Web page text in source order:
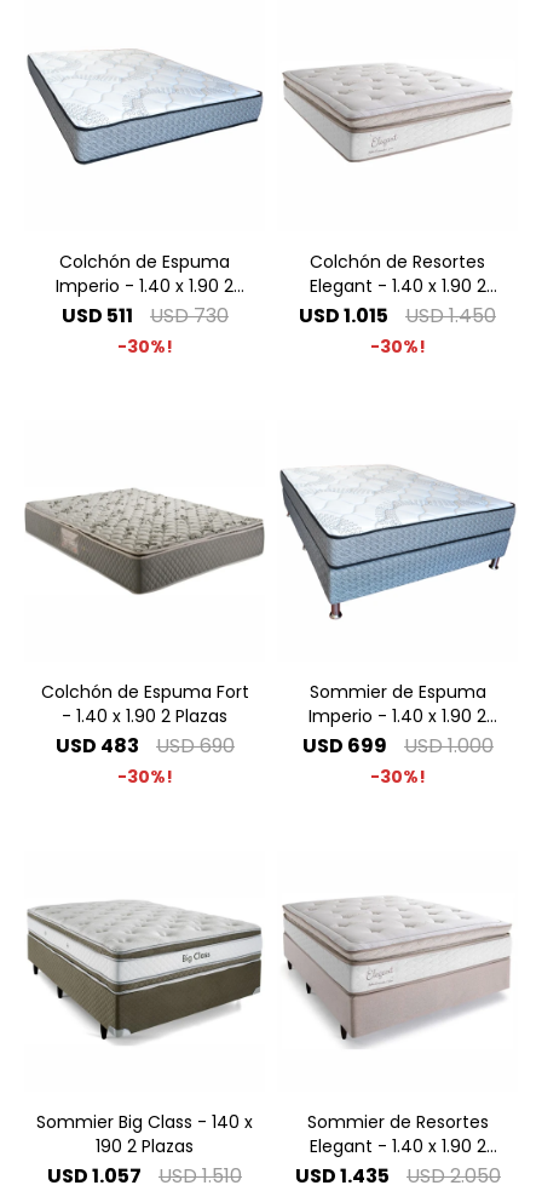
Colchón de Espuma
Imperio - 1.40 x 1.90 2
Plazas
USD 511 USD730
30
Colchón de Resortes
Elegant - 1.40 x 1.90 2
Plazas
USD1.015 USD1.450
30
Colchón de Espuma Fort
- 1.40 x 1.90 2 Plazas
USD 483 USD690
30
Sommier de Espuma
Imperio - 1.40 x 1.90 2
Plazas
USD 699 USD1.000
30
Sommier Big Class - 140 x
190 2 Plazas
USD1.057 USD1.510
Sommier de Resortes
Elegant - 1.40 x 1.90 2
Plazas
USD1.435 USD2.050